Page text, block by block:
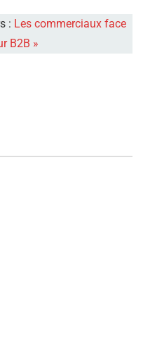
: Les commerciaux face
B2B »